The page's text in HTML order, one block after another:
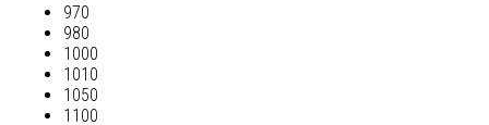
970
980
1000
1010
1050
1100